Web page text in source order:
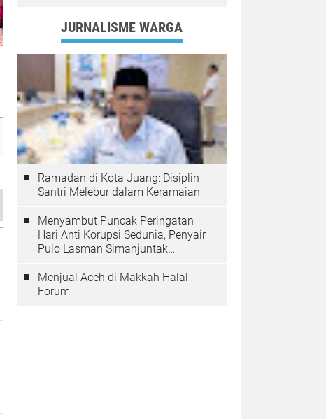
JURNALISME WARGA
Ramadan di Kota Juang: Disiplin
Santri Melebur dalam Keramaian
Menyambut Puncak Peringatan
Hari Anti Korupsi Sedunia, Penyair
Pulo Lasman Simanjuntak
Korupsi di Indonesia
Menjual Aceh di Makkah Halal
Forum